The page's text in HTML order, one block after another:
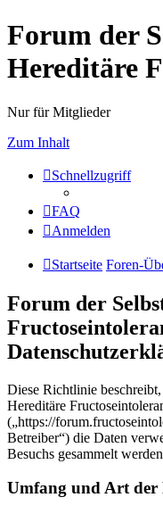
Forum der
Hereditäre
Nur für Mitglieder
Zum Inhalt
Schnellzugriff
FAQ
Anmelden
Startseite Foren-
Forum der
Diese Richtlinie
Hereditäre
(„https://
Betreiber“) die Daten
Besuchs gesammelt
Umfang und Art der